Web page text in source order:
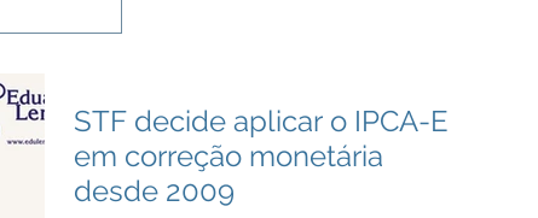
STF decide aplicar o IPCA-E
em correção monetária
desde 2009